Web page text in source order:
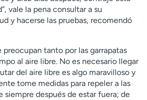
vale la pena consultar a su
y hacerse las pruebas, recomendó
preocupan tanto por las garrapatas
al aire libre. No es necesario llegar
del aire libre es algo maravilloso y
tome medidas para repeler a las
siempre después de estar fuera; de